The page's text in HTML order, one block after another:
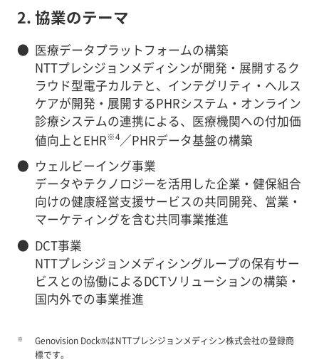
2. 協業のテーマ
● 医療データプラットフォームの構築
NTTプレシジョンメディシンが開発・展開するク
ラウド型電子カルテと、インテグリティ・ヘルス
ケアが開発・展開するPHRシステム・オンライン
診療システムの連携による、医療機関への付加価
値向上とEHR※4／PHRデータ基盤の構築
● ウェルビーイング事業
データやテクノロジーを活用した企業・健保組合
向けの健康経営支援サービスの共同開発、営業・
マーケティングを含む共同事業推進
● DCT事業
NTTプレシジョンメディシングループの保有サー
ビスとの協働によるDCTソリューションの構築・
国内外での事業推進
※
Genovision Dock®はNTTプレシジョンメディシン株式会社の登録商
標です。